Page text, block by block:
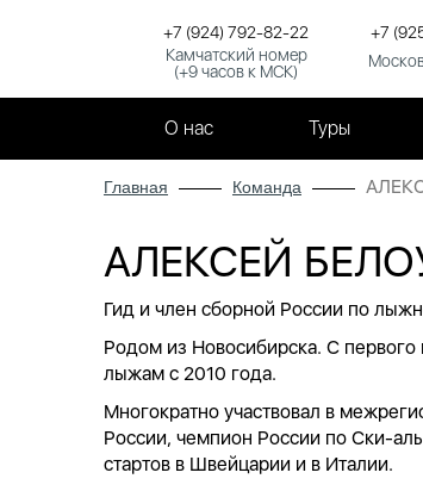
+7 (924) 792-82-22
Камчатский номер
(+9 часов к МСК)
+7
О нас Туры
Главная Команда
АЛЕКСЕЙ
Гид и член сборной России по
Родом из Новосибирска. С
лыжам с 2010 года.
Многократно участвовал в
России, чемпион России по Ски-
стартов в Швейцарии и в Италии.